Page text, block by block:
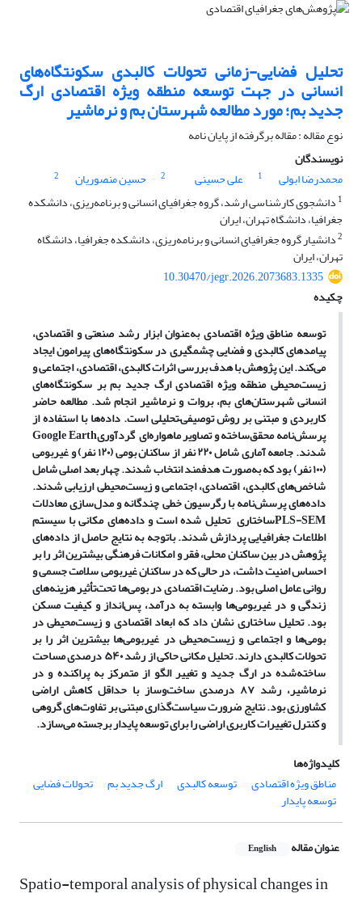
تحلیل فضایی-زمانی تحولات کالبدی سکونتگاه‌های
انسانی در جهت توسعه منطقه ویژه اقتصادی ارگ
جدید بم؛ مورد مطالعه شهرستان بم و نرماشیر
نوع مقاله : مقاله برگرفته از پایان نامه
نویسندگان
محمدرضا ابولی
1 علی حسینی 2 حسین منصوریان
2
1 دانشجوی کارشناسی ارشد، گروه جغرافیای انسانی و برنامه‌ریزی، دانشکده
جغرافیا، دانشگاه تهران، ایران
2دانشیار گروه جغرافیای انسانی و برنامه‌ریزی، دانشکده جغرافیا، دانشگاه
تهران، ایران
10.30470/jegr.2026.2073683.1335
چکیده
توسعه مناطق ویژه اقتصادی به‌عنوان ابزار رشد صنعتی و اقتصادی،
پیامدهای کالبدی و فضایی چشمگیری در سکونتگاه‌های پیرامون ایجاد
می‌کند. این پژوهش با هدف بررسی اثرات کالبدی، اقتصادی، اجتماعی و
زیست‌محیطی منطقه ویژه اقتصادی ارگ جدید بم بر سکونتگاه‌های
انسانی شهرستان‌های بم، بروات و نرماشیر انجام شد. مطالعه حاضر
کاربردی و مبتنی بر روش توصیفی–تحلیلی است. داده‌ها با استفاده از
پرسش‌نامه محقق‌ساخته و تصاویر ماهواره‌ای Google Earthگردآوری
شدند. جامعه آماری شامل ۲۲۰ نفر از ساکنان بومی (۱۲۰ نفر) و غیربومی
(۱۰۰ نفر) بود که به‌صورت هدفمند انتخاب شدند. چهار بعد اصلی شامل
شاخص‌های کالبدی، اقتصادی، اجتماعی و زیست‌محیطی ارزیابی شدند.
داده‌های پرسش‌نامه با رگرسیون خطی چندگانه و مدل‌سازی معادلات
ساختاریPLS-SEM تحلیل شده است و داده‌های مکانی با سیستم
اطلاعات جغرافیایی پردازش شدند. باتوجه به نتایج حاصل از داده‌های
پژوهش در بین ساکنان محلی، فقر و امکانات فرهنگی بیشترین اثر را بر
احساس امنیت داشت، در حالی که در ساکنان غیربومی‌ سلامت جسمی و
روانی عامل اصلی بود. رضایت اقتصادی در بومی‌ها تحت‌تأثیر هزینه‌های
زندگی و در غیربومی‌ها وابسته به درآمد، پس‌انداز و کیفیت مسکن
بود. تحلیل ساختاری نشان داد که ابعاد اقتصادی و زیست‌محیطی در
بومی‌ها و اجتماعی و زیست‌محیطی در غیربومی‌ها بیشترین اثر را بر
تحولات کالبدی دارند. تحلیل مکانی حاکی از رشد ۵۴۰ درصدی مساحت
ساخته‌شده در ارگ جدید و تغییر الگو از متمرکز به پراکنده و در
نرماشیر، رشد ۸۷ درصدی ساخت‌وساز با حداقل کاهش اراضی
کشاورزی بود. نتایج ضرورت سیاست‌گذاری مبتنی بر تفاوت‌های گروهی
و کنترل تغییرات کاربری اراضی را برای توسعه پایدار برجسته می‌سازد.
کلیدواژه‌ها
مناطق ویژه اقتصادی
توسعه کالبدی ارگ جدید بم تحولات فضایی
توسعه پایدار
عنوان مقاله English
Spatio-temporal analysis of physical changes in